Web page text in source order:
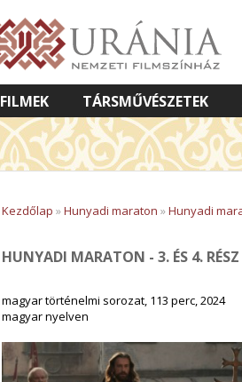
FILMEK TÁRSMŰVÉSZETEK
VETÍTETT KÉPES ELŐADÁSOK
Kezdőlap »Hunyadi maraton »Hunyadi
HUNYADI MARATON - 3. ÉS 4. RÉSZ
magyar történelmi sorozat, 113 perc, 2024
magyar nyelven